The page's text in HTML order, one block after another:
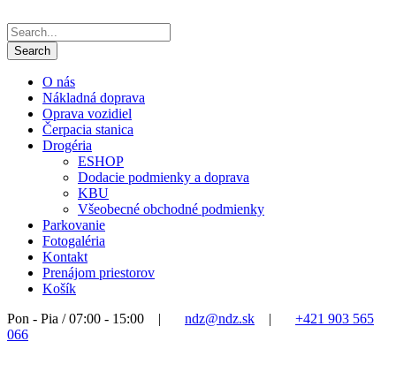
O nás
Nákladná doprava
Oprava vozidiel
Čerpacia stanica
Drogéria
ESHOP
Dodacie podmienky a doprava
KBU
Všeobecné obchodné podmienky
Parkovanie
Fotogaléria
Kontakt
Prenájom priestorov
Košík
Pon - Pia / 07:00 - 15:00
| ndz@ndz.sk |
+421 903 565
066